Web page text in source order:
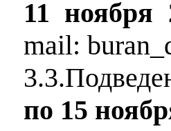
11 ноября
mail: buran
по 15